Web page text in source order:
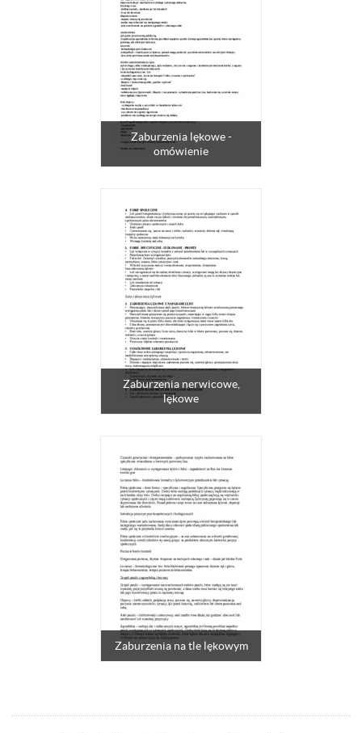
Zaburzenia lękowe -
omówienie
Zaburzenia nerwicowe,
lękowe
Zaburzenia na tle lękowym